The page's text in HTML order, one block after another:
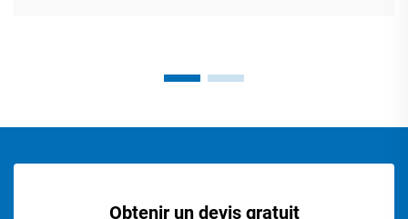
Obtenir un devis gratuit